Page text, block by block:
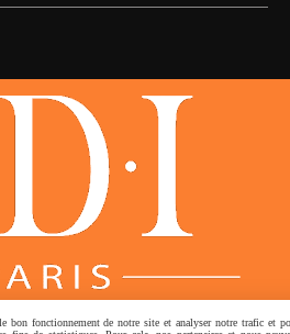
oritur,ex luce victoria nascitur.
bon fonctionnement de notre site et analyser notre trafic et